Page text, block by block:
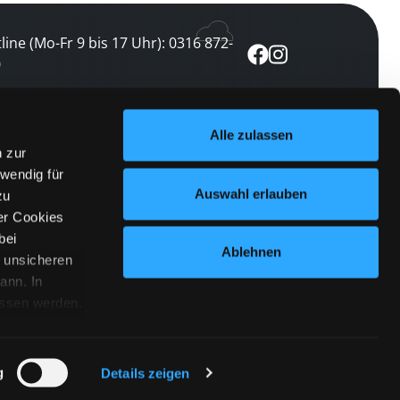
zur
für
Cookies
unsicheren
In
werden.
links
Details zeigen
Alle zulassen
Auswahl erlauben
Ablehnen
(Mo-Fr 9 bis 17 Uhr): 0316 872-
abonnieren
keine Veranstaltung verpassen
abonnieren